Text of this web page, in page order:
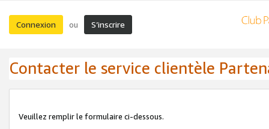
Connexion ou S’inscrire
Contacter le service clientèle
Veuillez remplir le formulaire ci-dessous.